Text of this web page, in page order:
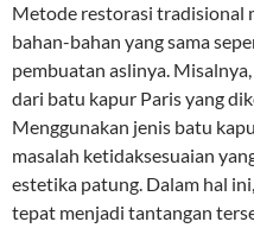
Metode restorasi tradisional
bahan-bahan yang sama
pembuatan aslinya.
dari batu kapur Paris yang
Menggunakan jenis batu
masalah ketidaksesuaian
estetika patung. Dalam hal
tepat menjadi tantangan